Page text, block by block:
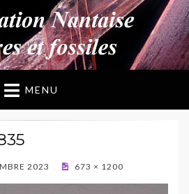
Pierres et Fossiles
MENU
2023 673 × 1200